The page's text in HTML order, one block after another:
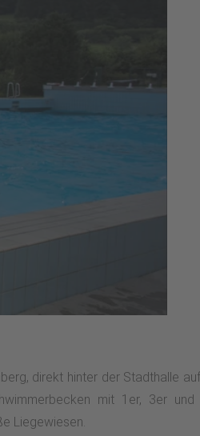
direkt hinter der Stadthalle
mit 1er, 3er
Liegewiesen.